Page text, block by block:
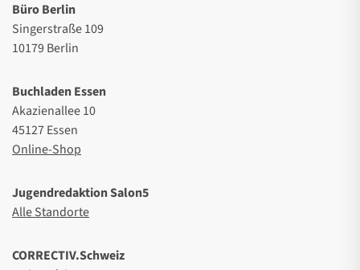
Büro Berlin
Singerstraße 109
10179 Berlin
Buchladen Essen
Akazienallee 10
45127 Essen
Online-Shop
Jugendredaktion Salon5
Alle Standorte
CORRECTIV.Schweiz